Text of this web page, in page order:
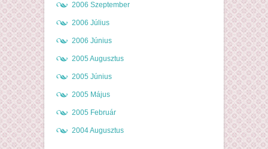
2006 Szeptember
2006 Július
2006 Június
2005 Augusztus
2005 Június
2005 Május
2005 Február
2004 Augusztus